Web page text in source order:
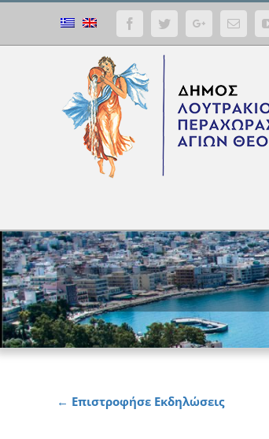
FacebookTwitterGoogle+Email
← Επιστροφήσε Εκδηλώσεις